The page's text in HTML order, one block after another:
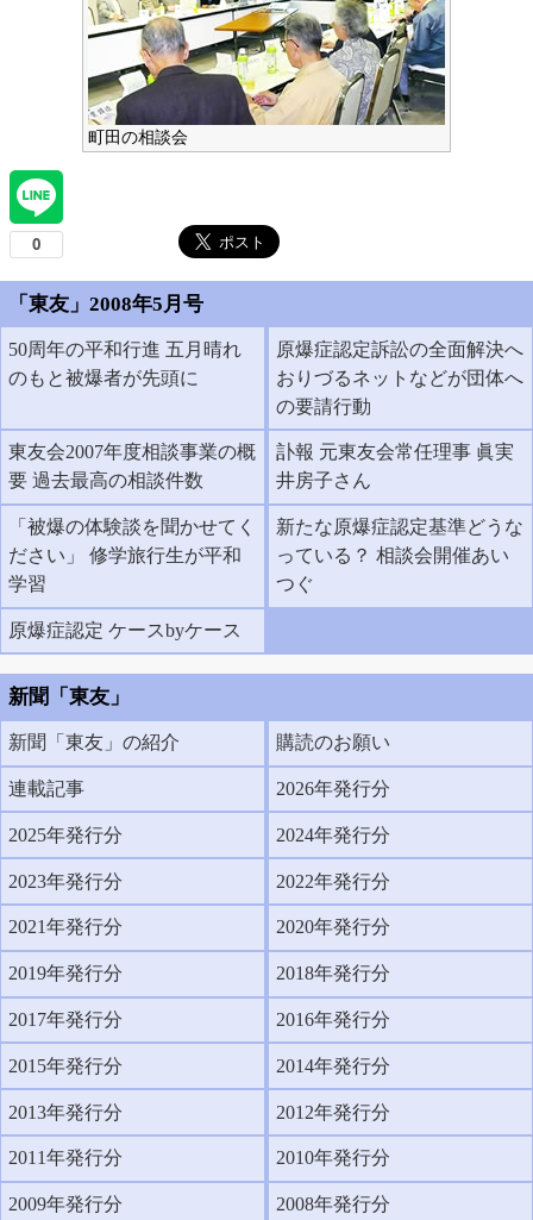
町田の相談会
「東友」2008年5月号
50周年の平和行進 五月晴れ
のもと被爆者が先頭に
原爆症認定訴訟の全面解決へ
おりづるネットなどが団体へ
の要請行動
東友会2007年度相談事業の概
要 過去最高の相談件数
訃報 元東友会常任理事 眞実
井房子さん
「被爆の体験談を聞かせてく
ださい」 修学旅行生が平和
学習
新たな原爆症認定基準どうな
っている？ 相談会開催あい
つぐ
原爆症認定 ケースbyケース
新聞「東友」
新聞「東友」の紹介 購読のお願い
連載記事 2026年発行分
2025年発行分 2024年発行分
2023年発行分 2022年発行分
2021年発行分 2020年発行分
2019年発行分 2018年発行分
2017年発行分 2016年発行分
2015年発行分 2014年発行分
2013年発行分 2012年発行分
2011年発行分 2010年発行分
2009年発行分 2008年発行分